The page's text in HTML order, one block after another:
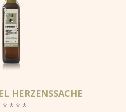
HERZENSSACHE
* * * *